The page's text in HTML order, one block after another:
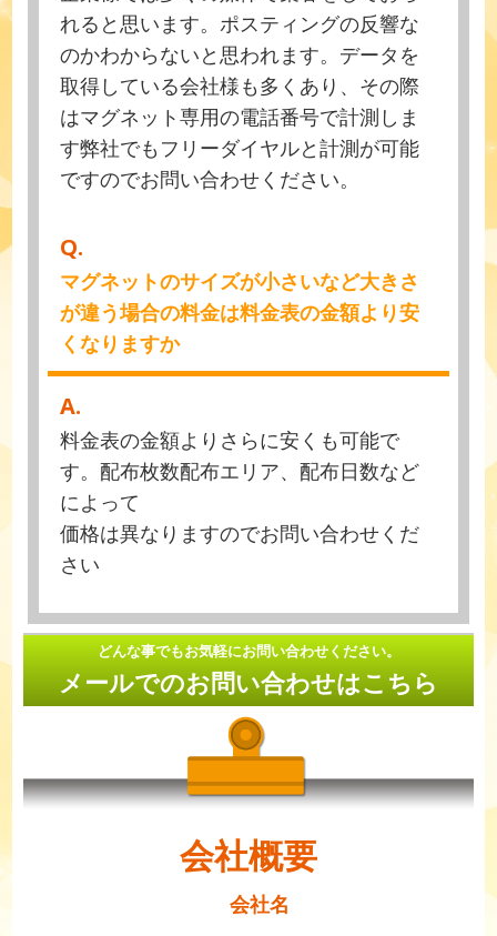
れると思います。ポスティングの反響な
のかわからないと思われます。データを
取得している会社様も多くあり、その際
はマグネット専用の電話番号で計測しま
す弊社でもフリーダイヤルと計測が可能
ですのでお問い合わせください。
Q.
マグネットのサイズが小さいなど大きさ
が違う場合の料金は料金表の金額より安
くなりますか
A.
料金表の金額よりさらに安くも可能で
す。配布枚数配布エリア、配布日数など
によって
価格は異なりますのでお問い合わせくだ
さい
どんな事でもお気軽にお問い合わせください。
メールでのお問い合わせはこちら
会社概要
会社名